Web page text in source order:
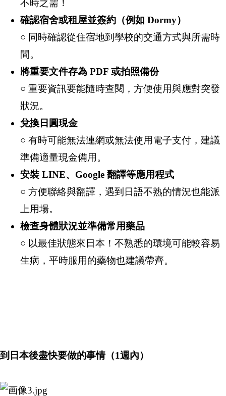
不時之需！
確認宿舍或租屋並簽約（例如 Dormy）
○ 同時確認從住宿地到學校的交通方式與所需時
間。
將重要文件存為 PDF 或拍照備份
○ 重要資訊要能隨時查閱，方便使用與應對突發
狀況。
兌換日圓現金
○ 有時可能無法連網或無法使用電子支付，建議
準備適量現金備用。
安裝 LINE、Google 翻譯等應用程式
○ 方便聯絡與翻譯，遇到日語不熟的情況也能派
上用場。
檢查身體狀況並準備常用藥品
○ 以最佳狀態來日本！不熟悉的環境可能較容易
生病，平時服用的藥物也建議帶齊。
到日本後盡快要做的事情（1週內）